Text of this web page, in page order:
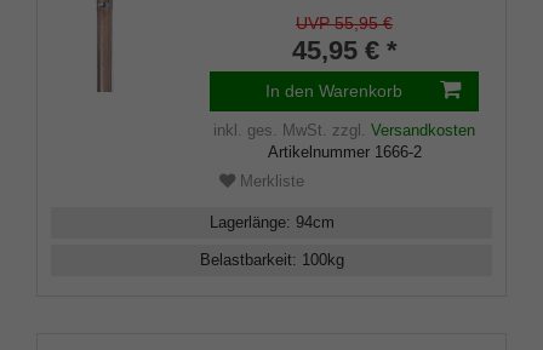
lackiert, Platinband, elegant,
Damen und Herren,
Gummipuffer
UVP 55,95 €
45,95 € *
In den Warenkorb
inkl. ges. MwSt. zzgl. Versandkosten
Artikelnummer 1666-2
Merkliste
Lagerlänge: 94cm
Belastbarkeit: 100kg